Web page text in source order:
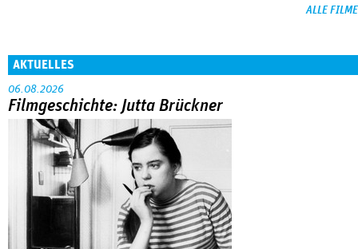
ALLE FILME
AKTUELLES
06.08.2026
Filmgeschichte: Jutta Brückner